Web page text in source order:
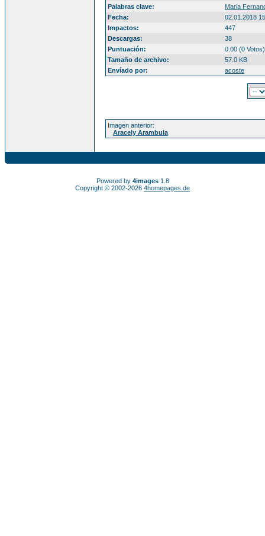
Palabras clave:
Maria
Fecha:
02.01.2018
Impactos:
447
Descargas:
38
Puntuación:
0.00 (0 Votos)
Tamaño de archivo:
57.0 KB
Envíado por:
acoste
Imagen anterior:
Aracely Arambula
Powered by 4images1.8
Copyright © 2002-2026 4homepages.de